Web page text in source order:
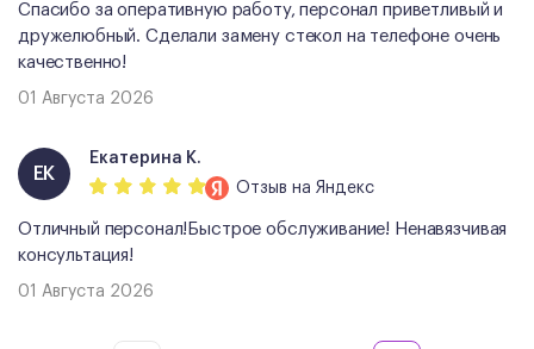
Спасибо за оперативную работу, персонал приветливый и
дружелюбный. Сделали замену стекол на телефоне очень
качественно!
01 Августа 2026
ЕК
Екатерина К.
Отзыв на Яндекс
Отличный персонал!Быстрое обслуживание! Ненавязчивая
консультация!
01 Августа 2026